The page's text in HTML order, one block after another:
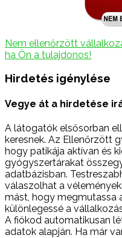
Nem ellenőrzött
ha Ön a tulajdonos!
Hirdetés igénylése
Vegye át a hirdetése
A látogatók elsősorban
keresnek. Az Ellenőrzött
hogy patikája aktívan és
gyógyszertárakat
adatbázisban.
válaszolhat a
mást, hogy megmutassa
különlegessé a
A fiókod automatikusan
adatok alapján. Ha már